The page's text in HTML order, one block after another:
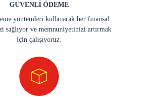
GÜVENLİ ÖDEME
yöntemleri kullanarak her finansal
sağlıyor ve memnuniyetinizi artırmak
için çalışıyoruz.